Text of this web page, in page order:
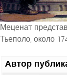
Меценат
Тьеполо, около
Автор